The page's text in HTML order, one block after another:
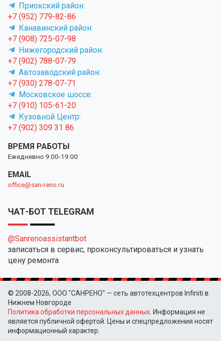
Приокский район:
+7 (952) 779-82-86
Канавинский район:
+7 (908) 725-07-98
Нижегородский район:
+7 (902) 788-07-79
Автозаводский район:
+7 (930) 278-07-71
Московское шоссе:
+7 (910) 105-61-20
Кузовной Центр:
+7 (902) 309 31 86
ВРЕМЯ РАБОТЫ
Ежедневно 9:00-19:00
EMAIL
office@san-reno.ru
ЧАТ-БОТ TELEGRAM
@Sanrenoassistantbot
записаться в сервис, проконсультироваться и узнать
цену ремонта
© 2008-2026, ООО "САНРЕНО" — сеть автотехцентров Infiniti в
Нижнем Новгороде
Политика обработки персональных данных . Информация не
является публичной офертой. Цены и спецпредложения носят
информационный характер.